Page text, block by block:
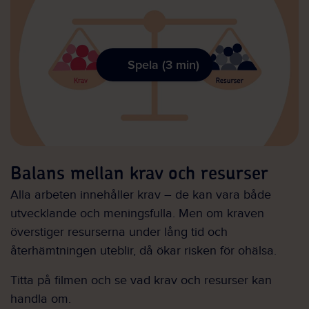
Spela (3 min)
Balans mellan krav och resurser
Alla arbeten innehåller krav – de kan vara både
utvecklande och meningsfulla. Men om kraven
överstiger resurserna under lång tid och
återhämtningen uteblir, då ökar risken för ohälsa.
Titta på filmen och se vad krav och resurser kan
handla om.